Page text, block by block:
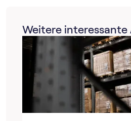
Weitere interessante